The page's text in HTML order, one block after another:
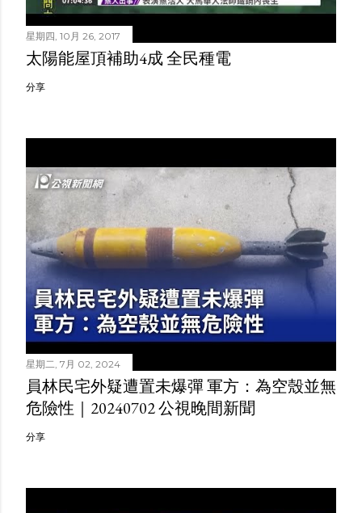
星期四, 10月 26, 2017
太陽能屋頂補助4成 全民種電
分享
星期二, 7月 02, 2024
員林民宅外疑遭置未爆彈 軍方：為空殼並無
危險性｜20240702 公視晚間新聞
分享